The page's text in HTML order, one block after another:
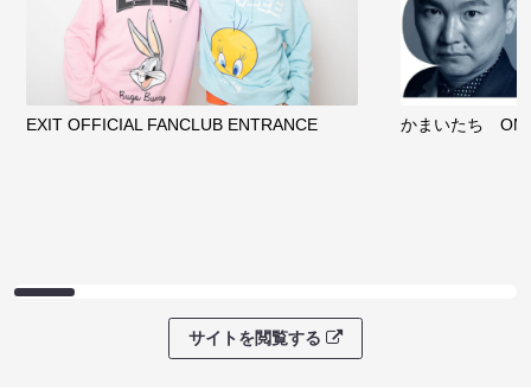
EXIT OFFICIAL FANCLUB ENTRANCE かまいたち
サイトを閲覧する